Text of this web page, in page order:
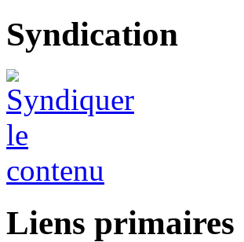
Syndication
Liens primaires